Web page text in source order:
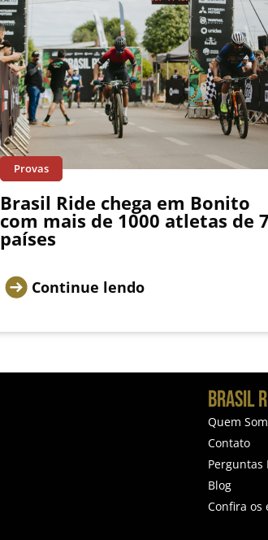
Provas
Brasil Ride chega em Bonito
com mais de 1000 atletas de 7
países
Continue lendo
BRASIL
Quem
Contato
Perguntas
Blog
Confira os